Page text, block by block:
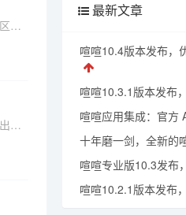
分
最新文章